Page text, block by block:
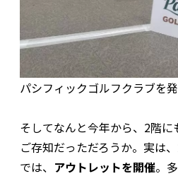
パシフィックゴルフクラブを
そしてなんと今年から、2階に
ご存知だっただろうか。実は
では、 アウトレットを開催。